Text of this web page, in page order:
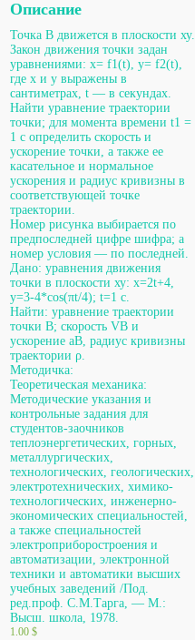
Описание
Точка В движется в плоскости ху.
Закон движения точки задан
уравнениями: х= f1(t), у= f2(t),
где х и у выражены в
сантиметрах, t — в секундах.
Найти уравнение траектории
точки; для момента времени t1 =
1 с определить скорость и
ускорение точки, а также ее
касательное и нормальное
ускорения и радиус кривизны в
соответствующей точке
траектории.
Номер рисунка выбирается по
предпоследней цифре шифра; а
номер условия — по последней.
Дано: уравнения движения
точки в плоскости ху: х=2t+4,
y=3-4*cos(πt/4); t=1 с.
Найти: уравнение траектории
точки В; скорость VB и
ускорение aB, радиус кривизны
траектории ρ.
Методичка:
Теоретическая механика:
Методические указания и
контрольные задания для
студентов-заочников
теплоэнергетических, горных,
металлургических,
технологических, геологических,
электротехнических, химико-
технологических, инженерно-
экономических специальностей,
а также специальностей
электроприборостроения и
автоматизации, электронной
техники и автоматики высших
учебных заведений /Под.
ред.проф. С.М.Тарга, — М.:
Высш. школа, 1978.
1.00$